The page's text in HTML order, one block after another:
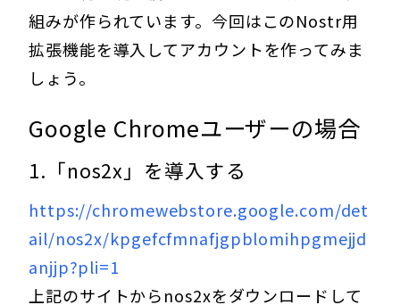
組みが作られています。今回はこのNostr用
拡張機能を導入してアカウントを作ってみま
しょう。
Google Chromeユーザーの場合
1.「nos2x」を導入する
https://chromewebstore.google.com/det
ail/nos2x/kpgefcfmnafjgpblomihpgmejjd
anjjp?pli=1
上記のサイトからnos2xをダウンロードして